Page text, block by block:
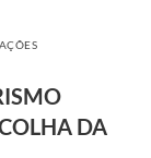
DA